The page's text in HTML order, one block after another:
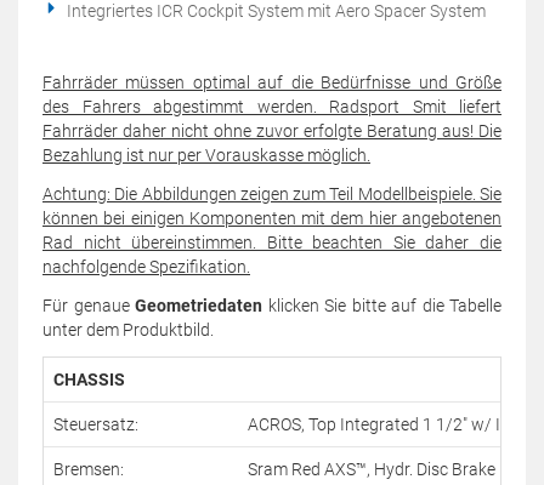
Integriertes ICR Cockpit System mit Aero Spacer System
Fahrräder müssen optimal auf die Bedürfnisse und Größe
des Fahrers abgestimmt werden. Radsport Smit liefert
Fahrräder daher nicht ohne zuvor erfolgte Beratung aus! Die
Bezahlung ist nur per Vorauskasse möglich.
Achtung: Die Abbildungen zeigen zum Teil Modellbeispiele. Sie
können bei einigen Komponenten mit dem hier angebotenen
Rad nicht übereinstimmen. Bitte beachten Sie daher die
nachfolgende Spezifikation.
Für genaue Geometriedaten klicken Sie bitte auf die Tabelle
unter dem Produktbild.
CHASSIS
Steuersatz: ACROS, Top Integrated 1 1/2" w/
Bremsen: Sram Red AXS™, Hydr. Disc Brake 160/